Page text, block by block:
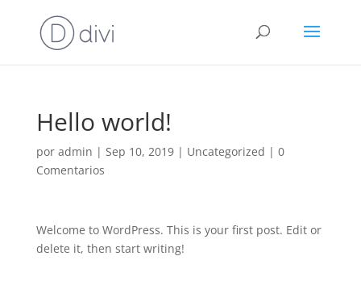
Hello world!
por admin | Sep 10, 2019| Uncategorized | 0
Comentarios
Welcome to WordPress. This is your first post. Edit or
delete it, then start writing!